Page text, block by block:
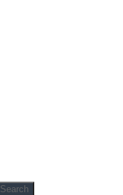
Search